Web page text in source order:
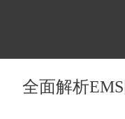
全面解析